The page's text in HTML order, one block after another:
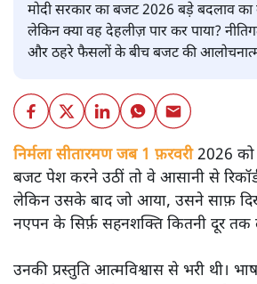
मोदी सरकार का बजट 2026 बड़े बदलाव का
लेकिन क्या वह देहलीज़ पार कर पाया?
और ठहरे फैसलों के बीच बजट की
निर्मला सीतारमण जब 1 फ़रवरी2026 को
बजट पेश करने उठीं तो वे आसानी से
लेकिन उसके बाद जो आया, उसने साफ़
नएपन के सिर्फ़ सहनशक्ति कितनी दूर तक
उनकी प्रस्तुति आत्मविश्वास से भरी थी।